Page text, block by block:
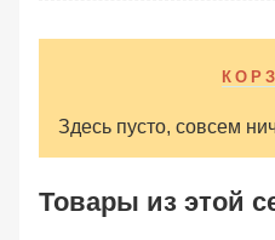
Здесь пусто, совсем
Товары из этой